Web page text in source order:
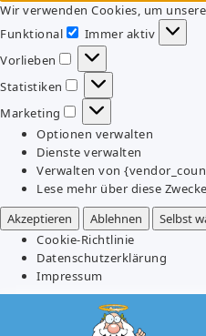
Wir verwenden Cookies, um
Funktional
Funktional
Immer aktiv
Vorlieben
Vorlieben
Statistiken
Statistiken
Marketing
Marketing
Optionen verwalten
Dienste verwalten
Verwalten von
Lese mehr über diese Zwecke
Akzeptieren
Ablehnen Selbst
Cookie-Richtlinie
Datenschutzerklärung
Impressum